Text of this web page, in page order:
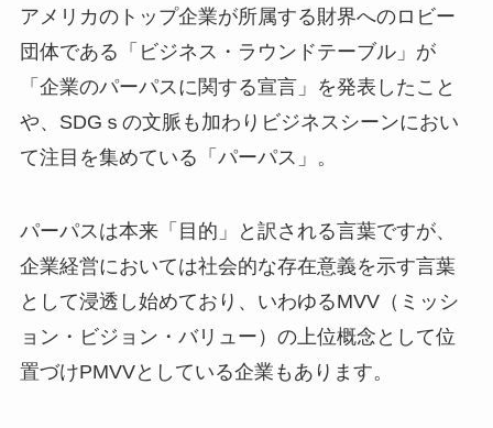
アメリカのトップ企業が所属する財界へのロビー
団体である「ビジネス・ラウンドテーブル」が
「企業のパーパスに関する宣言」を発表したこと
や、SDGｓの文脈も加わりビジネスシーンにおい
て注目を集めている「パーパス」。
パーパスは本来「目的」と訳される言葉ですが、
企業経営においては社会的な存在意義を示す言葉
として浸透し始めており、いわゆるMVV（ミッシ
ョン・ビジョン・バリュー）の上位概念として位
置づけPMVVとしている企業もあります。